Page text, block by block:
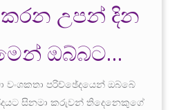
උපන් දින
ඔබ්බට…
වංශකතා පරිච්ඡේදයෙන් ඔබ්බේ
සිනමා කරුවන් තිදෙනෙකුගේ